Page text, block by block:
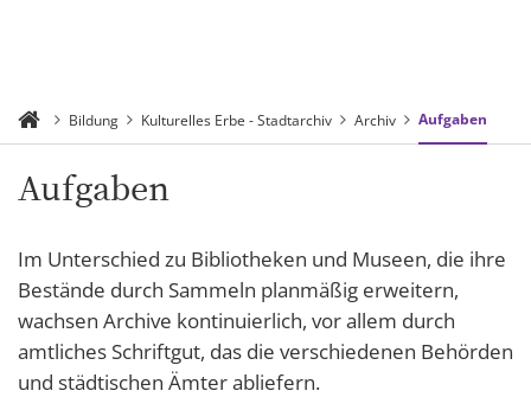
Bildung Kulturelles Erbe - Stadtarchiv Archiv Aufgaben
Aufgaben
Im Unterschied zu Bibliotheken und Museen, die ihre
Bestände durch Sammeln planmäßig erweitern,
wachsen Archive kontinuierlich, vor allem durch
amtliches Schriftgut, das die verschiedenen Behörden
und städtischen Ämter abliefern.